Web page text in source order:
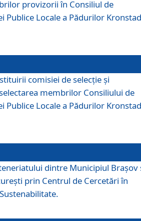
provizorii în Consiliul de
Publice Locale a Pădurilor
comisiei de selecție și
membrilor Consiliului de
Publice Locale a Pădurilor
dintre Municipiul Brașov
prin Centrul de Cercetări în